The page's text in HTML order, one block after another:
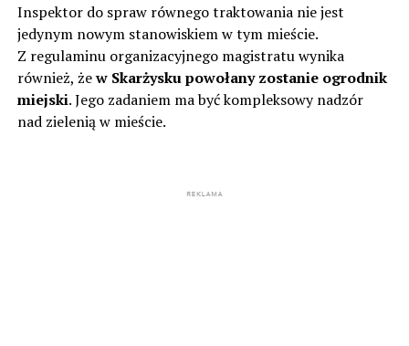
Inspektor do spraw równego traktowania nie jest
jedynym nowym stanowiskiem w tym mieście.
Z regulaminu organizacyjnego magistratu wynika
również, żew Skarżysku powołany zostanie ogrodnik
miejski. Jego zadaniem ma być kompleksowy nadzór
nad zielenią w mieście.